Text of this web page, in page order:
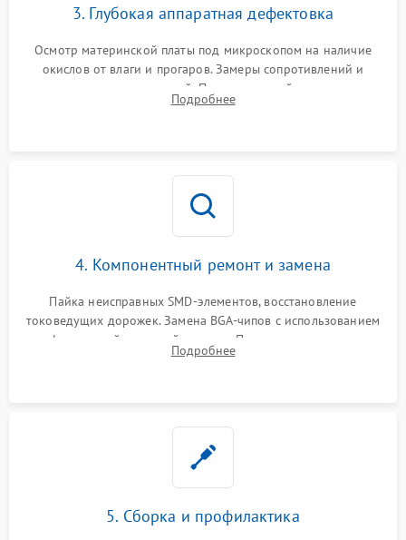
3. Глубокая аппаратная дефектовка
Осмотр материнской платы под микроскопом на наличие
окислов от влаги и прогаров. Замеры сопротивлений и
дежурных напряжений. Проверка цепей питания,
мультиконтроллера, процессора и видеочипа.
Подробнее
4. Компонентный ремонт и замена
Пайка неисправных SMD-элементов, восстановление
токоведущих дорожек. Замена BGA-чипов с использованием
инфракрасной паяльной станции. Прошивка микросхемы
BIOS или замена поврежденных портов USB
Подробнее
5. Сборка и профилактика